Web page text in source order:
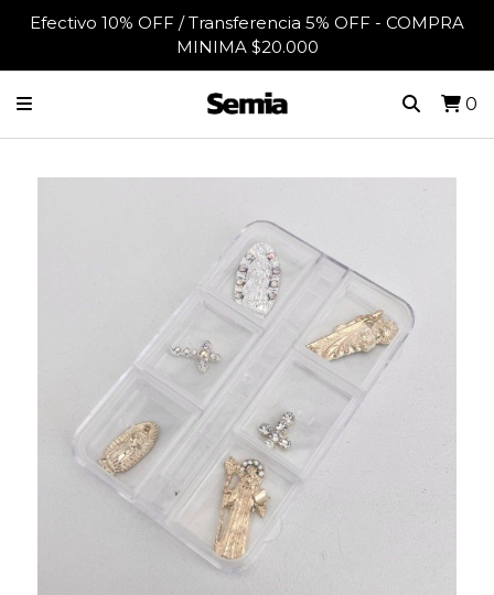
Efectivo 10% OFF / Transferencia 5% OFF - COMPRA
MINIMA $20.000
0